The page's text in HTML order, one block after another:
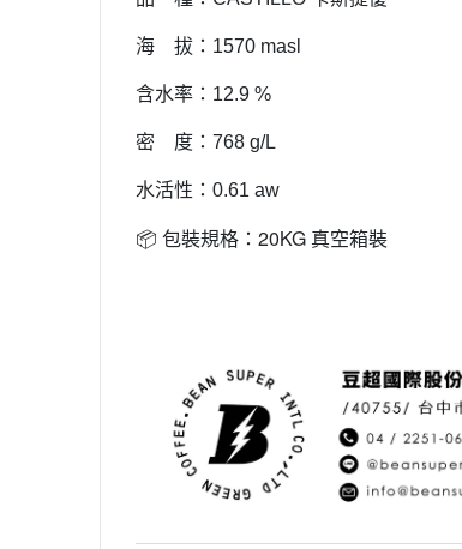
海 拔：1570 masl
含水率：12.9 %
密 度：768 g/L
水活性：0.61 aw
📦 包裝規格：20KG 真空箱裝